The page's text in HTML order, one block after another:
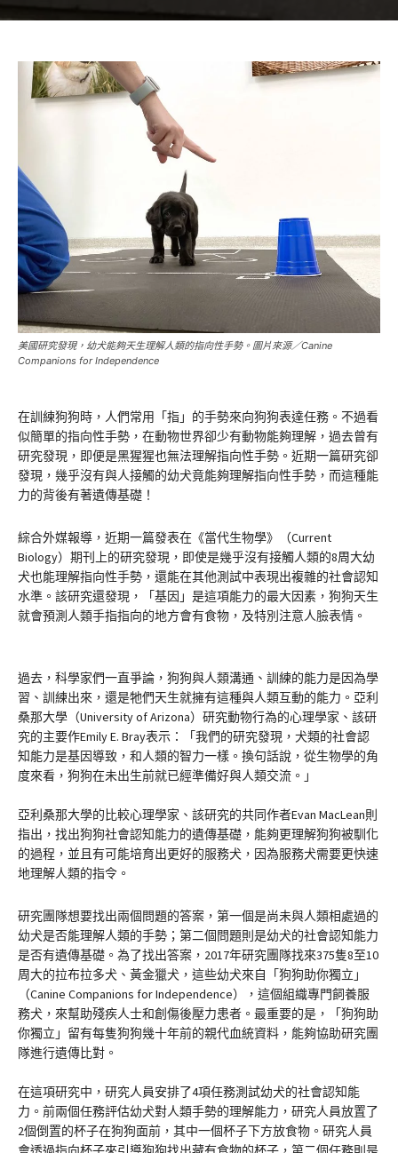
美國研究發現，幼犬能夠天生理解人類的指向性手勢。圖片來源／Canine
Companions for Independence
在訓練狗狗時，人們常用「指」的手勢來向狗狗表達任務。不過看
似簡單的指向性手勢，在動物世界卻少有動物能夠理解，過去曾有
研究發現，即便是黑猩猩也無法理解指向性手勢。近期一篇研究卻
發現，幾乎沒有與人接觸的幼犬竟能夠理解指向性手勢，而這種能
力的背後有著遺傳基礎！
綜合外媒報導，近期一篇發表在《當代生物學》（Current
Biology）期刊上的研究發現，即使是幾乎沒有接觸人類的8周大幼
犬也能理解指向性手勢，還能在其他測試中表現出複雜的社會認知
水準。該研究還發現，「基因」是這項能力的最大因素，狗狗天生
就會預測人類手指指向的地方會有食物，及特別注意人臉表情。
過去，科學家們一直爭論，狗狗與人類溝通、訓練的能力是因為學
習、訓練出來，還是牠們天生就擁有這種與人類互動的能力。亞利
桑那大學（University of Arizona）研究動物行為的心理學家、該研
究的主要作Emily E. Bray表示：「我們的研究發現，犬類的社會認
知能力是基因導致，和人類的智力一樣。換句話說，從生物學的角
度來看，狗狗在未出生前就已經準備好與人類交流。」
亞利桑那大學的比較心理學家、該研究的共同作者Evan MacLean則
指出，找出狗狗社會認知能力的遺傳基礎，能夠更理解狗狗被馴化
的過程，並且有可能培育出更好的服務犬，因為服務犬需要更快速
地理解人類的指令。
研究團隊想要找出兩個問題的答案，第一個是尚未與人類相處過的
幼犬是否能理解人類的手勢；第二個問題則是幼犬的社會認知能力
是否有遺傳基礎。為了找出答案，2017年研究團隊找來375隻8至10
周大的拉布拉多犬、黃金獵犬，這些幼犬來自「狗狗助你獨立」
（Canine Companions for Independence），這個組織專門飼養服
務犬，來幫助殘疾人士和創傷後壓力患者。最重要的是，「狗狗助
你獨立」留有每隻狗狗幾十年前的親代血統資料，能夠協助研究團
隊進行遺傳比對。
在這項研究中，研究人員安排了4項任務測試幼犬的社會認知能
力。前兩個任務評估幼犬對人類手勢的理解能力，研究人員放置了
2個倒置的杯子在狗狗面前，其中一個杯子下方放食物。研究人員